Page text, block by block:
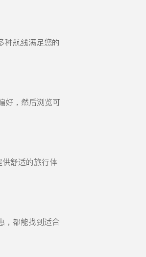
种航线满足您的
好，然后浏览可
舒适的旅行体
，都能找到适合